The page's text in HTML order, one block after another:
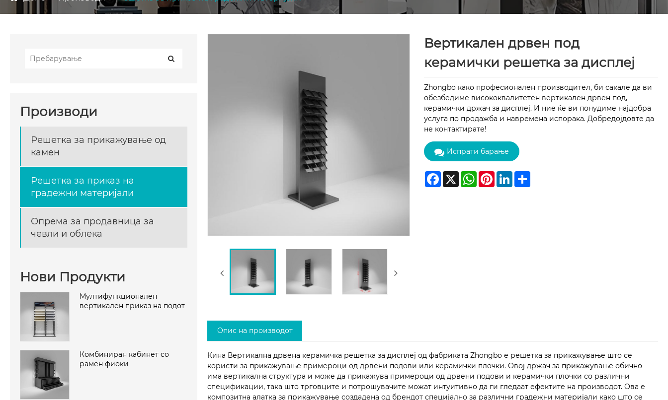
Производи
Решетка за прикажување од
камен
Решетка за приказ на
градежни материјали
Опрема за продавница за
чевли и облека
Нови Продукти
Мултифункционален
вертикален приказ на подот
Комбиниран кабинет со
рамен фиоки
Вертикален дрвен под
керамички решетка за дисплеј
Zhongbo како професионален производител, би сакале да ви
обезбедиме висококвалитетен вертикален дрвен под,
керамички држач за дисплеј. И ние ќе ви понудиме најдобра
услуга по продажба и навремена испорака. Добредојдовте да
не контактирате!
Испрати барање
Facebook
X WhatsApp
PinterestLinkedInShare
Опис на производот
Кина Вертикална дрвена керамичка решетка за дисплеј од фабриката Zhongbo е решетка за прикажување што се
користи за прикажување примероци од дрвени подови или керамички плочки. Овој држач за прикажување обично
има вертикална структура и може да прикажува примероци од дрвени подови и керамички плочки со различни
спецификации, така што трговците и потрошувачите можат интуитивно да ги гледаат ефектите на производот. Ова е
композитна алатка за прикажување создадена од брендот специјално за различни градежни материјали како што се